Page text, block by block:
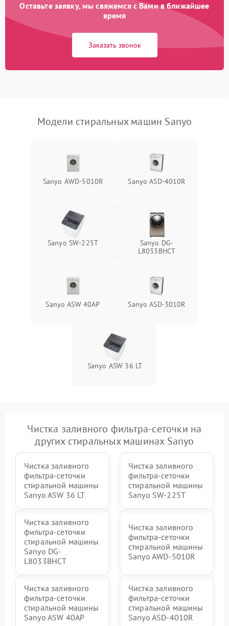
Оставьте заявку, мы свяжемся с Вами в ближайшее
время
Заказать звонок
Модели стиральных машин Sanyo
Sanyo AWD-5010R Sanyo ASD-4010R
Sanyo SW-225T
Sanyo DG-
L8033BHCT
Sanyo ASW 40AP Sanyo ASD-3010R
Sanyo ASW 36 LT
Чистка заливного фильтра-сеточки на
других стиральных машинах Sanyo
Чистка заливного
фильтра-сеточки
стиральной машины
Sanyo ASW 36 LT
Чистка заливного
фильтра-сеточки
стиральной машины
Sanyo SW-225T
Чистка заливного
фильтра-сеточки
стиральной машины
Sanyo DG-
L8033BHCT
Чистка заливного
фильтра-сеточки
стиральной машины
Sanyo AWD-5010R
Чистка заливного
фильтра-сеточки
стиральной машины
Sanyo ASW 40AP
Чистка заливного
фильтра-сеточки
стиральной машины
Sanyo ASD-4010R